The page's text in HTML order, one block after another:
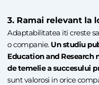
3. Ramai relevant la
Adaptabilitatea iti creste
o companie. Un studiu
Education and Research
de temelie a succesului
sunt valorosi in orice